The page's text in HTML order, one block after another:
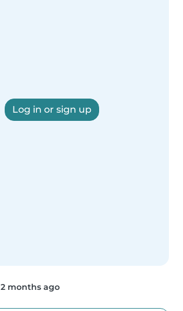
Log in or sign up
2 months ago